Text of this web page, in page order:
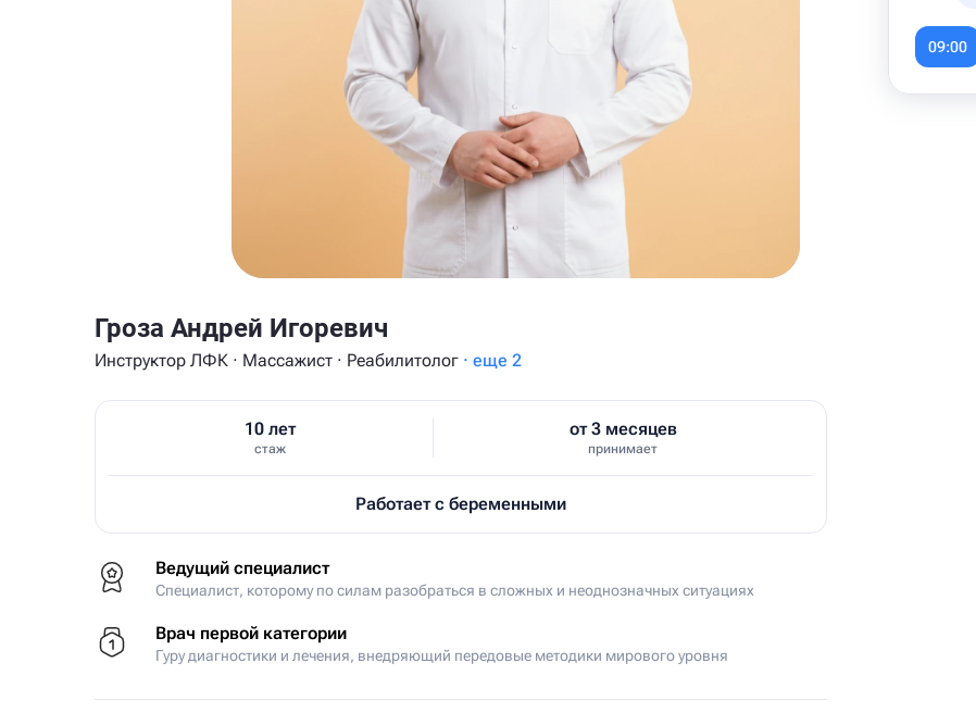
Гроза Андрей Игоревич
Инструктор ЛФК · Массажист · Реабилитолог · еще 2
10 лет
стаж
от 3 месяцев
принимает
Работает с беременными
Ведущий специалист
Специалист, которому по силам разобраться в сложных и неоднозначных ситуациях
Врач первой категории
Гуру диагностики и лечения, внедряющий передовые методики мирового уровня
of
6
09:00